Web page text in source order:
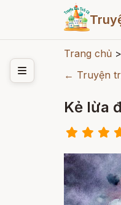
Trang chủ >
← Truyện
Kẻ lừa